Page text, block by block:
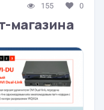
155 0
магазина